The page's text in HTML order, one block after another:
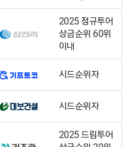
2025 정규투어
상금순위 60위
이내
시드순위자
시드순위자
2025 드림투어